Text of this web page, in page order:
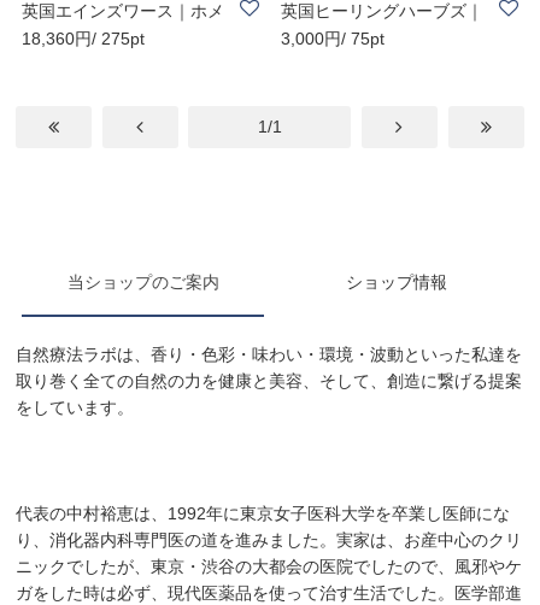
英国エインズワース｜ホメ
オパシー42種30..
18,360円/ 275pt
英国ヒーリングハーブズ｜
バッチフラワー..
3,000円/ 75pt
1/1
当ショップのご案内 ショップ情報
自然療法ラボは、香り・色彩・味わい・環境・波動といった私達を
取り巻く全ての自然の力を健康と美容、そして、創造に繋げる提案
をしています。
代表の中村裕恵は、1992年に東京女子医科大学を卒業し医師にな
り、消化器内科専門医の道を進みました。実家は、お産中心のクリ
ニックでしたが、東京・渋谷の大都会の医院でしたので、風邪やケ
ガをした時は必ず、現代医薬品を使って治す生活でした。医学部進